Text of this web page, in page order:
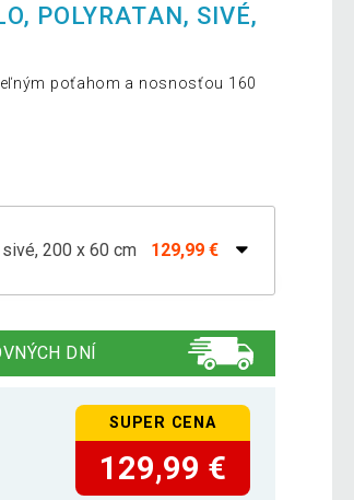
POLYRATAN, SIVÉ,
poťahom a nosnosťou 160
200 x 60 cm 129,99 €
DNÍ
SUPER CENA
129,99 €